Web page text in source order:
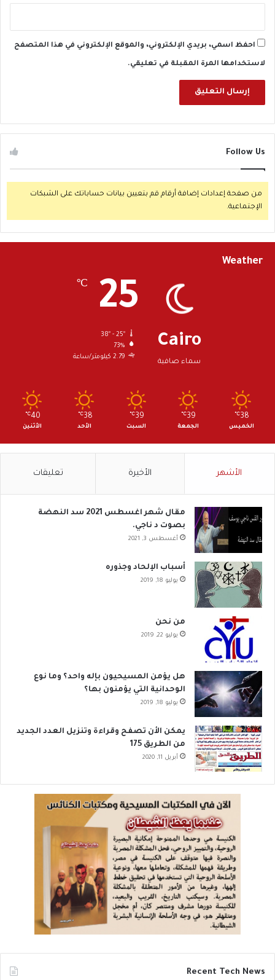
ض
ن
احفظ اسمي، بريدي الإلكتروني، والموقع الإلكتروني في هذا المتصفح
لاستخدامها المرة المقبلة في تعليقي.
Follow Us
من صفحة إعدادات إضافة أرقام قم بتعيين بيانات حساباتك على الشبكات
الإجتماعية.
Weather
Cairo
سماء صافية
25
℃
38º - 25º
73%
2.79 كيلومتر/ساعة
38
℃
الخميس
39
℃
الجمعة
39
℃
السبت
38
℃
الأحد
40
℃
الأثنين
الأشهر الأخيرة تعليقات
مقال شهر اغسطس 2021 سد النهضة
بصوت د ناجي.
أغسطس 3, 2021
أسباب الإلحاد وجذوره
يوليو 18, 2019
من نحن
يوليو 22, 2019
هل يؤمن المسيحيون بإله واحد؟ وما نوع
الوحدانية التي يؤمنون بها؟
يوليو 18, 2019
يمكن الأن تصفح وقراءة وتنزيل العدد الجديد
من الطريق 175
أبريل 11, 2020
Recent Tech News